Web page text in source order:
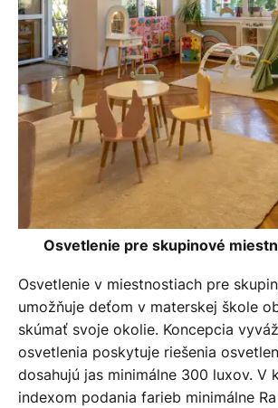
Osvetlenie pre skupinové
Osvetlenie v miestnostiach pre
umožňuje deťom v materskej škole
skúmať svoje okolie. Koncepcia
osvetlenia poskytuje riešenia
dosahujú jas minimálne 300 luxov. V
indexom podania farieb minimálne